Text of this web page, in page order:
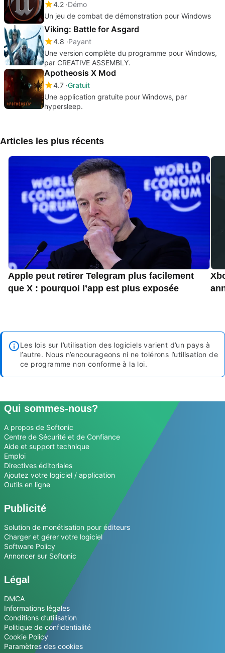
4.2 Démo
Un jeu de combat de démonstration pour Windows
Viking: Battle for Asgard
4.8 Payant
Une version complète du programme pour Windows,
par CREATIVE ASSEMBLY.
Apotheosis X Mod
4.7 Gratuit
Une application gratuite pour Windows, par
hypersleep.
Articles les plus récents
Apple peut retirer Telegram plus facilement
que X : pourquoi l’app est plus exposée
Les lois sur l’utilisation des logiciels varient d’un pays à
l’autre. Nous n’encourageons ni ne tolérons l’utilisation de
ce programme non conforme à la loi.
Qui sommes-nous?
A propos de Softonic
Centre de Sécurité et de Confiance
Aide et support technique
Emploi
Directives éditoriales
Ajoutez votre logiciel / application
Outils en ligne
Publicité
Solution de monétisation pour éditeurs
Charger et gérer votre logiciel
Software Policy
Annoncer sur Softonic
Légal
DMCA
Informations légales
Conditions d’utilisation
Politique de confidentialité
Cookie Policy
Paramètres des cookies